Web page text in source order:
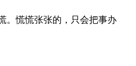
。慌慌张张的，只会把事办